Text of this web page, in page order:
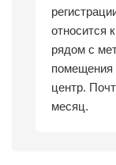
относится
рядом с
помещения
центр.
месяц.